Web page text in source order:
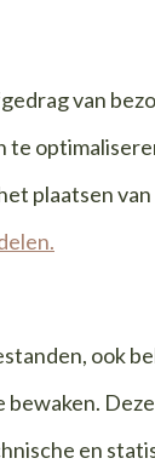
van
plaatsen
ook
en